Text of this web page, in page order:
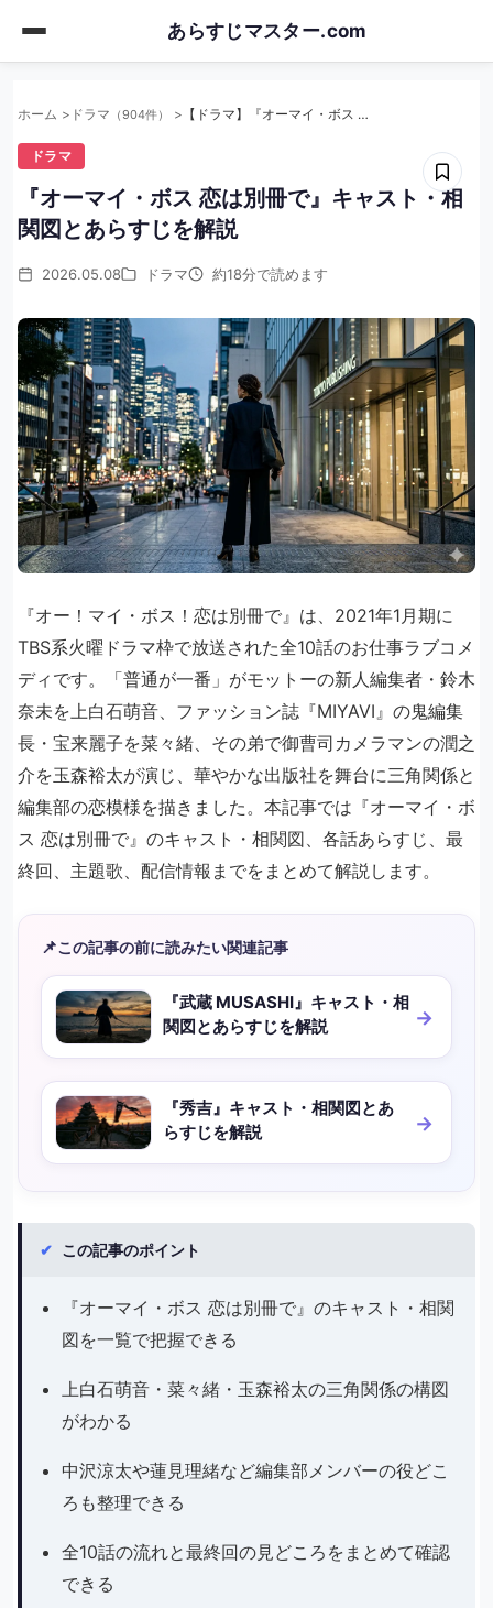
content
あらすじマスター.com
ホーム ドラマ （904件） 【ドラマ】『オーマイ・ボス 恋は別冊で』キャスト・相関図とあらすじを解説
ドラマ
『オーマイ・ボス 恋は別冊で』キャスト・相
関図とあらすじを解説
2026.05.08 ドラマ 約18分で読めます
『オー！マイ・ボス！恋は別冊で』は、2021年1月期に
TBS系火曜ドラマ枠で放送された全10話のお仕事ラブコメ
ディです。「普通が一番」がモットーの新人編集者・鈴木
奈未を上白石萌音、ファッション誌『MIYAVI』の鬼編集
長・宝来麗子を菜々緒、その弟で御曹司カメラマンの潤之
介を玉森裕太が演じ、華やかな出版社を舞台に三角関係と
編集部の恋模様を描きました。本記事では『オーマイ・ボ
ス 恋は別冊で』のキャスト・相関図、各話あらすじ、最
終回、主題歌、配信情報までをまとめて解説します。
📌この記事の前に読みたい関連記事
『武蔵 MUSASHI』キャスト・相
関図とあらすじを解説
『秀吉』キャスト・相関図とあ
らすじを解説
✔ この記事のポイント
『オーマイ・ボス 恋は別冊で』のキャスト・相関
図を一覧で把握できる
上白石萌音・菜々緒・玉森裕太の三角関係の構図
がわかる
中沢涼太や蓮見理緒など編集部メンバーの役どこ
ろも整理できる
全10話の流れと最終回の見どころをまとめて確認
できる